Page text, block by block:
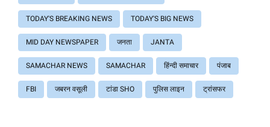
TODAY'S BREAKING NEWS TODAY'S BIG NEWS
MID DAY NEWSPAPER जनता JANTA
SAMACHAR NEWS SAMACHAR हिंन्दी समाचार पंजाब
FBI जबरन वसूली टांडा SHO पुलिस लाइन ट्रांसफर